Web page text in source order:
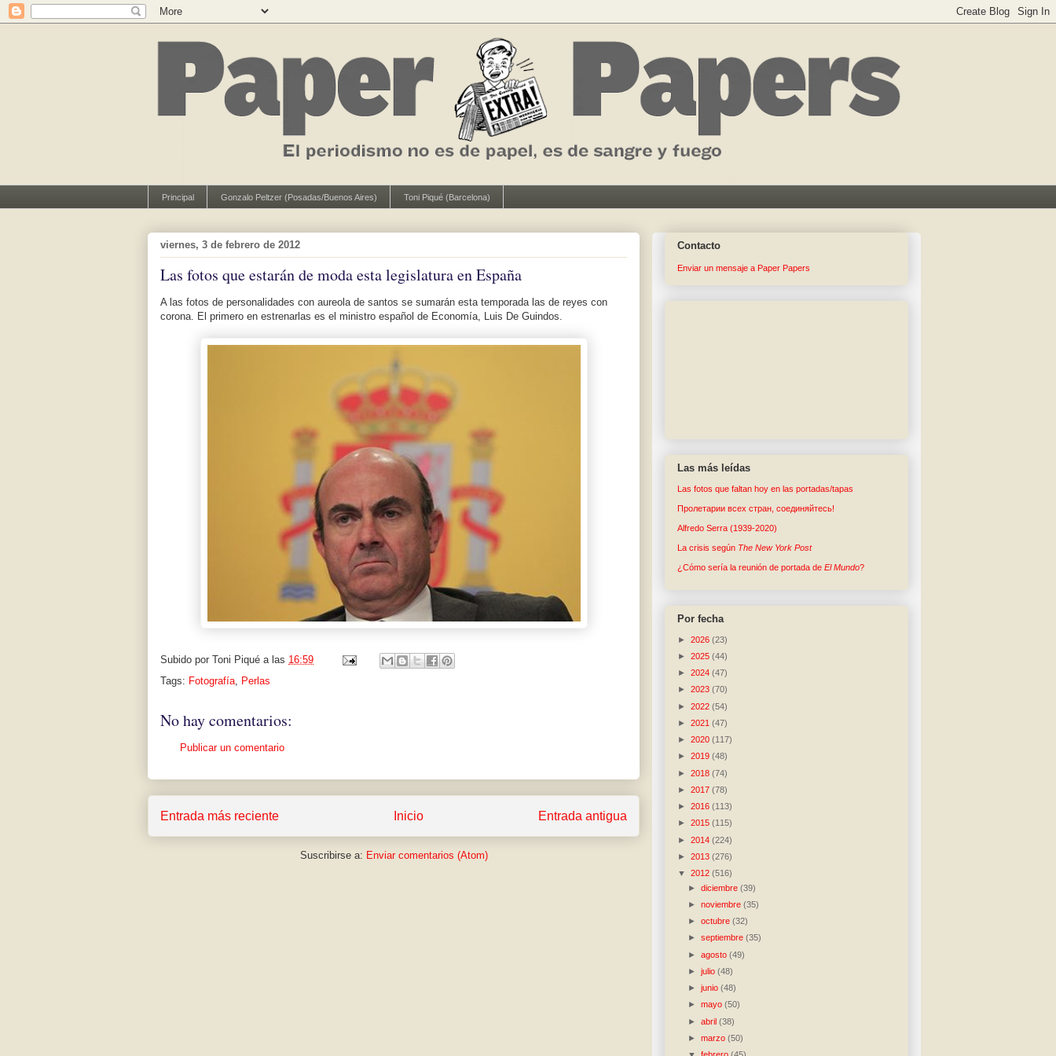
Principal Gonzalo Peltzer (Posadas/Buenos Aires) Toni Piqué (Barcelona)
viernes, 3 de febrero de 2012
Las fotos que estarán de moda esta legislatura en España
A las fotos de personalidades con aureola de santos se sumarán esta temporada las de reyes con
corona. El primero en estrenarlas es el ministro español de Economía, Luis De Guindos.
Subido por Toni Piqué a las 16:59
Tags: Fotografía, Perlas
No hay comentarios:
Publicar un comentario
Entrada más reciente Entrada antigua
Inicio
Suscribirse a: Enviar comentarios (Atom)
Contacto
Enviar un mensaje a Paper Papers
Las más leídas
Las fotos que faltan hoy en las portadas/tapas
Пролетарии всех стран, соединяйтесь!
Alfredo Serra (1939-2020)
La crisis según The New York Post
¿Cómo sería la reunión de portada de El Mundo?
Por fecha
► 2026 (23)
► 2025 (44)
► 2024 (47)
► 2023 (70)
► 2022 (54)
► 2021 (47)
► 2020 (117)
► 2019 (48)
► 2018 (74)
► 2017 (78)
► 2016 (113)
► 2015 (115)
► 2014 (224)
► 2013 (276)
▼ 2012 (516)
►diciembre(39)
►noviembre(35)
►octubre(32)
►septiembre(35)
►agosto(49)
►julio(48)
►junio(48)
►mayo(50)
►abril(38)
►marzo(50)